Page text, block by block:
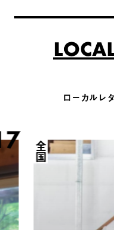
ローカルレ
全国